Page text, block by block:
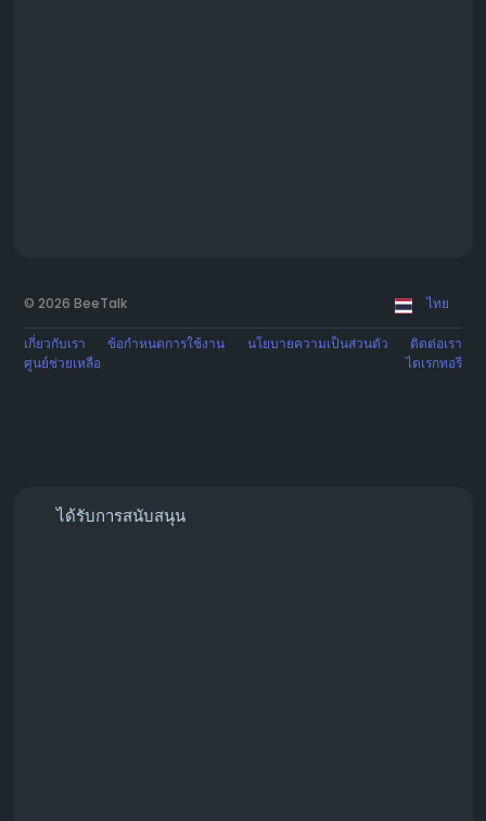
© 2026 BeeTalk ไทย
เกี่ยวกับเรา ข้อกำหนดการใช้งาน นโยบายความเป็นส่วนตัว
ติดต่อเรา
ศูนย์ช่วยเหลือ
ไดเรกทอรี
ได้รับการสนับสนุน